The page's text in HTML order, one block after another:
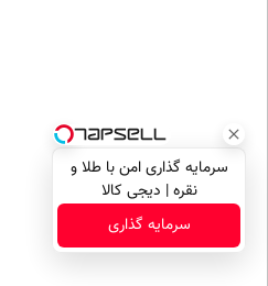
سرمایه گذاری امن با طلا و
نقره | دیجی کالا
سرمایه گذاری